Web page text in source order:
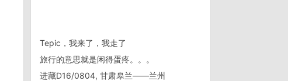
Tepic，我来了，我走了
旅行的意思就是闲得蛋疼。。。
进藏D16/0804, 甘肃皋兰——兰州